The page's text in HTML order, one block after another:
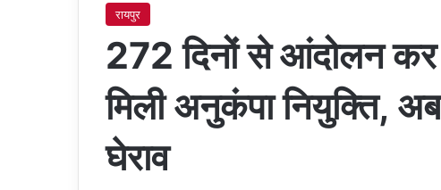
रायपुर
272 दिनों से आंदोलन कर
मिली अनुकंपा नियुक्ति,
घेराव